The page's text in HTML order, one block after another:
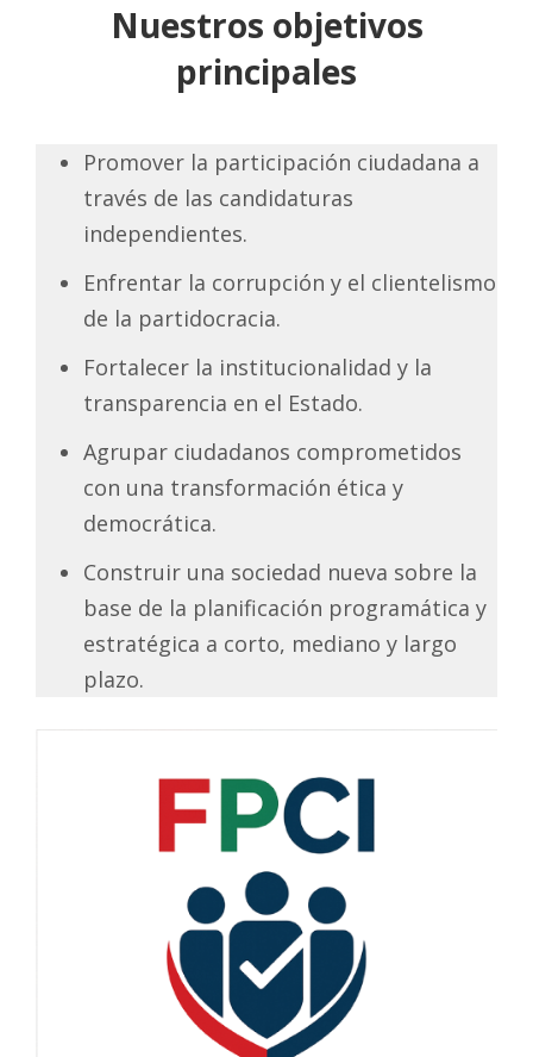
Nuestros objetivos
principales
Promover la participación ciudadana a
través de las candidaturas
independientes.
Enfrentar la corrupción y el clientelismo
de la partidocracia.
Fortalecer la institucionalidad y la
transparencia en el Estado.
Agrupar ciudadanos comprometidos
con una transformación ética y
democrática.
Construir una sociedad nueva sobre la
base de la planificación programática y
estratégica a corto, mediano y largo
plazo.